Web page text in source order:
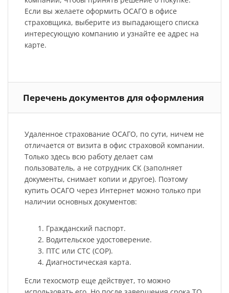
Если вы желаете оформить ОСАГО в офисе
страховщика, выберите из выпадающего списка
интересующую компанию и узнайте ее адрес на
карте.
Перечень документов для оформления
Удаленное страхование ОСАГО, по сути, ничем не
отличается от визита в офис страховой компании.
Только здесь всю работу делает сам
пользователь, а не сотрудник СК (заполняет
документы, снимает копии и другое). Поэтому
купить ОСАГО через Интернет можно только при
наличии основных документов:
Гражданский паспорт.
Водительское удостоверение.
ПТС или СТС (СОР).
Диагностическая карта.
Если техосмотр еще действует, то можно